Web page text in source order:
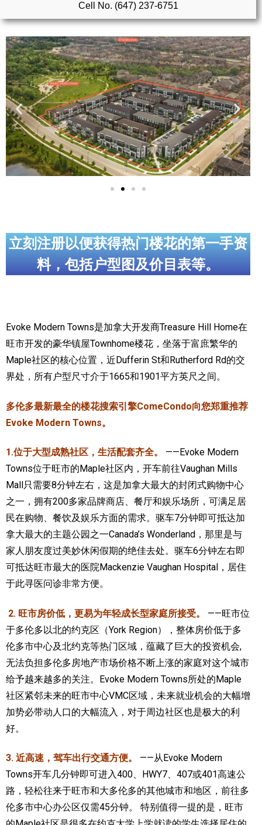
留学生指南
实用链接
加拿大房地产网站
大多伦多教育网站
大多伦多医疗机构
加拿大银行贷款机构
地产杂谈
走近加拿大
加拿大的历史文化
加拿大社会保险系统
定居安大略省
加拿大的福利制度
吃货眼中的加拿大地图
Cell No. (647) 237-6751
立刻注册以便获得热门楼花的第一手资
料，包括户型图及价目表等。
Evoke Modern Towns是加拿大开发商Treasure Hill Home在
旺市开发的豪华镇屋Townhome楼花，坐落于富庶繁华的
Maple社区的核心位置，近Dufferin St和Rutherford Rd的交
界处，所有户型尺寸介于1665和1901平方英尺之间。
多伦多最新最全的楼花搜索引擎ComeCondo向您郑重推荐
Evoke Modern Towns。
1.位于大型成熟社区，生活配套齐全。 ——Evoke Modern
Towns位于旺市的Maple社区内，开车前往Vaughan Mills
Mall只需要8分钟左右，这是加拿大最大的封闭式购物中心
之一，拥有200多家品牌商店、餐厅和娱乐场所，可满足居
民在购物、餐饮及娱乐方面的需求。驱车7分钟即可抵达加
拿大最大的主题公园之一Canada’s Wonderland，那里是与
家人朋友度过美妙休闲假期的绝佳去处。驱车6分钟左右即
可抵达旺市最大的医院Mackenzie Vaughan Hospital，居住
于此寻医问诊非常方便。
2. 旺市房价低，更易为年轻成长型家庭所接受。 ——旺市位
于多伦多以北的约克区（York Region），整体房价低于多
伦多市中心及北约克等热门区域，蕴藏了巨大的投资机会,
无法负担多伦多房地产市场价格不断上涨的家庭对这个城市
给予越来越多的关注。Evoke Modern Towns所处的Maple
社区紧邻未来的旺市中心VMC区域，未来就业机会的大幅增
加势必带动人口的大幅流入，对于周边社区也是极大的利
好。
3. 近高速，驾车出行交通方便。 ——从Evoke Modern
Towns开车几分钟即可进入400、HWY7、407或401高速公
路，轻松往来于旺市和大多伦多的其他城市和地区，前往多
伦多市中心办公区仅需45分钟。 特别值得一提的是，旺市